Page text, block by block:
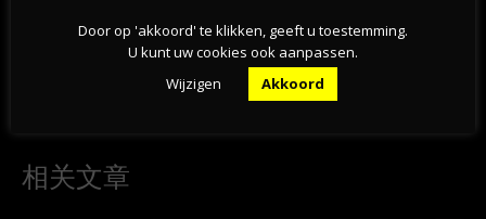
减税全欧第1，租客成房价泡沫人
可负担租金法反噬荷兰！房东抛售
逼迁官司暴增30%，中产痛诉
相关文章
Door op 'akkoord' te klikken, geeft u toestemming.
U kunt uw cookies ook aanpassen.
Wijzigen
Akkoord